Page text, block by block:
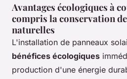
Avantages écologiques à
compris la conservation
naturelles
L'installation de panneaux
bénéfices écologiques
production d'une énergie